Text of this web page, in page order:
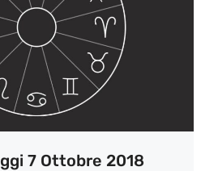
7 Ottobre 2018